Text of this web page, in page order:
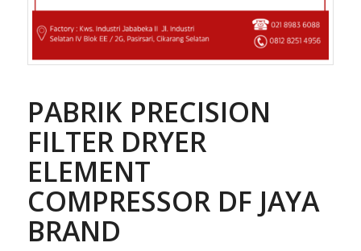
PABRIK PRECISION
FILTER DRYER
ELEMENT
COMPRESSOR DF JAYA
BRAND